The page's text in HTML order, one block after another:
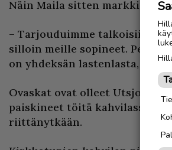
Näin Maila sitten markkinoi
– Tarjouduimme talkoisiin jo
silloin meille sopineet.
on yhdeksän lastenlasta,
Ovaskat ovat olleet Utsjoella
paiskineet töitä kahvilassa.
riittänytkään.